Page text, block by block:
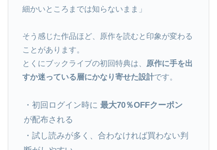
細かいところまでは知らないまま」
そう感じた作品ほど、原作を読むと印象が変わる
ことがあります。
とくにブックライブの初回特典は、
原作に手を出
すか迷っている層にかなり寄せた設計です。
・初回ログイン時に最大70％OFFクーポン
が配布される
・試し読みが多く、合わなければ買わない判